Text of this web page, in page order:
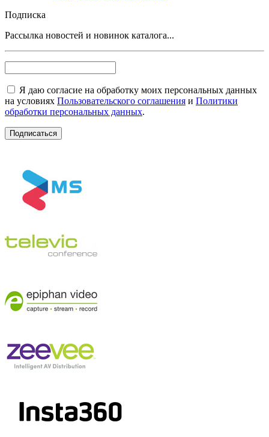
Подписка
Рассылка новостей и новинок каталога...
Я даю согласие на обработку моих персональных данных
на условиях Пользовательского соглашения и Политики
обработки персональных данных.